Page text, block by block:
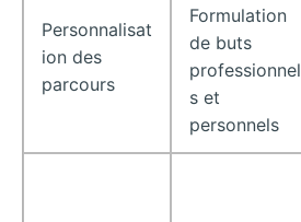
Personnalisat
ion des
parcours
Formulation
de buts
professionnel
s et
personnels